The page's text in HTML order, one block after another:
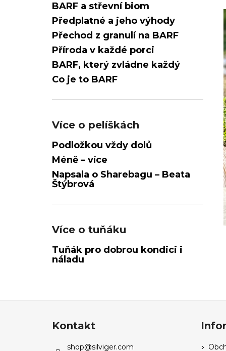
BARF a střevní biom
Předplatné a jeho výhody
Přechod z granulí na BARF
Příroda v každé porci
BARF, který zvládne každý
Co je to BARF
Více o pelíškách
Podložkou vždy dolů
Méně – více
Napsala o Sharebagu – Beata
Štýbrová
Více o tuňáku
Tuňák pro dobrou kondici i
náladu
Kontakt
shop@silviger.com